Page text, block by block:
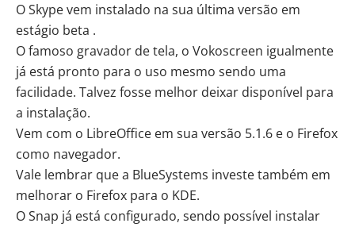
O Skype vem instalado na sua última versão em
estágio beta .
O famoso gravador de tela, o Vokoscreen igualmente
já está pronto para o uso mesmo sendo uma
facilidade. Talvez fosse melhor deixar disponível para
a instalação.
Vem com o LibreOffice em sua versão 5.1.6 e o Firefox
como navegador.
Vale lembrar que a BlueSystems investe também em
melhorar o Firefox para o KDE.
OSnap já está configurado, sendo possível instalar